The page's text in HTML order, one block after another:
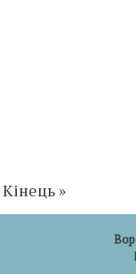
Кінець »